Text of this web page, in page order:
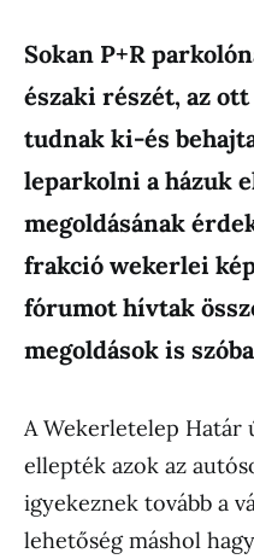
Sokan P+R
északi részét, az
tudnak ki-és
leparkolni a házuk
megoldásának
frakció wekerlei
fórumot hívtak
megoldások is
A Wekerletelep Határ
ellepték azok az
igyekeznek tovább a
lehetőség máshol